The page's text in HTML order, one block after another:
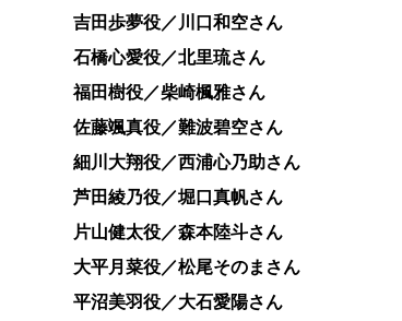
吉田歩夢役／川口和空さん
石橋心愛役／北里琉さん
福田樹役／柴崎楓雅さん
佐藤颯真役／難波碧空さん
細川大翔役／西浦心乃助さん
芦田綾乃役／堀口真帆さん
片山健太役／森本陸斗さん
大平月菜役／松尾そのまさん
平沼美羽役／大石愛陽さん